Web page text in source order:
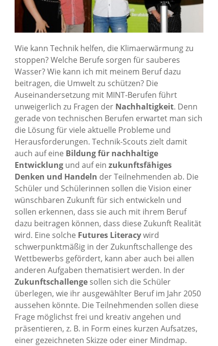
Wie kann Technik helfen, die Klimaerwärmung zu
stoppen? Welche Berufe sorgen für sauberes
Wasser? Wie kann ich mit meinem Beruf dazu
beitragen, die Umwelt zu schützen? Die
Auseinandersetzung mit MINT-Berufen führt
unweigerlich zu Fragen der Nachhaltigkeit. Denn
gerade von technischen Berufen erwartet man sich
die Lösung für viele aktuelle Probleme und
Herausforderungen. Technik-Scouts zielt damit
auch auf eine Bildung für nachhaltige
Entwicklung und auf ein zukunftsfähiges
Denken und Handeln der Teilnehmenden ab. Die
Schüler und Schülerinnen sollen die Vision einer
wünschbaren Zukunft für sich entwickeln und
sollen erkennen, dass sie auch mit ihrem Beruf
dazu beitragen können, dass diese Zukunft Realität
wird. Eine solche Futures Literacywird
schwerpunktmäßig in der Zukunftschallenge des
Wettbewerbs gefördert, kann aber auch bei allen
anderen Aufgaben thematisiert werden. In der
Zukunftschallenge sollen sich die Schüler
überlegen, wie ihr ausgewählter Beruf im Jahr 2050
aussehen könnte. Die Teilnehmenden sollen diese
Frage möglichst frei und kreativ angehen und
präsentieren, z. B. in Form eines kurzen Aufsatzes,
einer gezeichneten Skizze oder einer Mindmap.